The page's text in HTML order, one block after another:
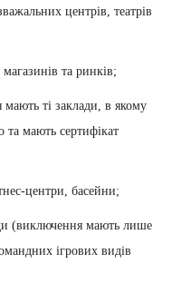
центрів, театрів
та ринків;
мають ті заклади, в якому
та мають сертифікат
центри, басейни;
(виключення мають лише
ігрових видів